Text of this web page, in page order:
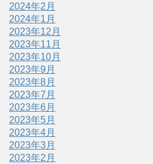
2024年2月
2024年1月
2023年12月
2023年11月
2023年10月
2023年9月
2023年8月
2023年7月
2023年6月
2023年5月
2023年4月
2023年3月
2023年2月